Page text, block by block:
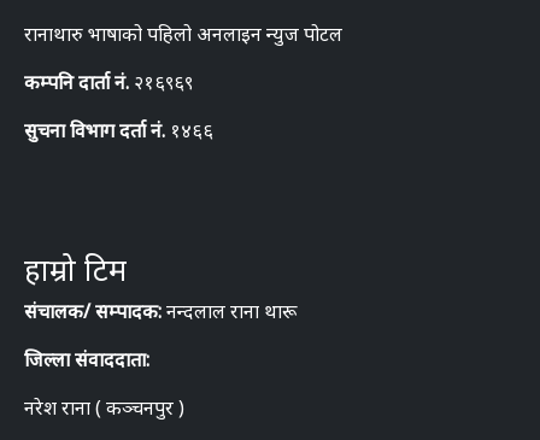
रानाथारु भाषाको पहिलो अनलाइन न्युज पोटल
कम्पनि दार्ता नं. २१६९६९
सुचना विभाग दर्ता नं. १४६६
हाम्रो टिम
संचालक/ सम्पादक:नन्दलाल राना थारू
जिल्ला संवाददाता:
नरेश राना ( कञ्चनपुर )